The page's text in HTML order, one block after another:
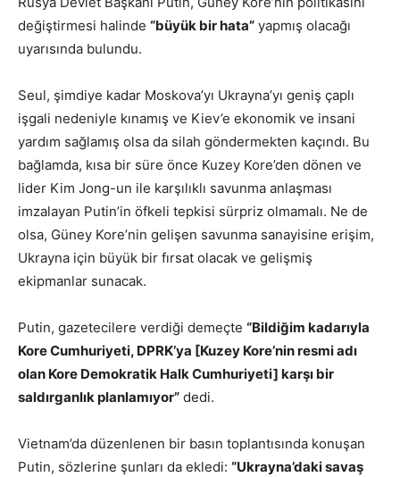
değiştirmesi halinde “büyük bir hata” yapmış olacağı
uyarısında bulundu.
Seul, şimdiye kadar Moskova’yı Ukrayna’yı geniş çaplı
işgali nedeniyle kınamış ve Kiev’e ekonomik ve insani
yardım sağlamış olsa da silah göndermekten kaçındı. Bu
bağlamda, kısa bir süre önce Kuzey Kore’den dönen ve
lider Kim Jong-un ile karşılıklı savunma anlaşması
imzalayan Putin’in öfkeli tepkisi sürpriz olmamalı. Ne de
olsa, Güney Kore’nin gelişen savunma sanayisine erişim,
Ukrayna için büyük bir fırsat olacak ve gelişmiş
ekipmanlar sunacak.
Putin, gazetecilere verdiği demeçte “Bildiğim kadarıyla
Kore Cumhuriyeti, DPRK’ya [Kuzey Kore’nin resmi adı
olan Kore Demokratik Halk Cumhuriyeti] karşı bir
saldırganlık planlamıyor” dedi.
Vietnam’da düzenlenen bir basın toplantısında konuşan
Putin, sözlerine şunları da ekledi: “Ukrayna’daki savaş